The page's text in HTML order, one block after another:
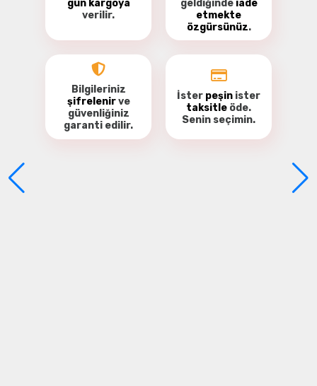
Yorum Yaz
gün kargoya
verilir.
geldiğinde iade
etmekte
özgürsünüz.
Bilgileriniz
şifrelenirve
güvenliğiniz
garanti edilir.
İster peşin ister
taksitle öde.
Senin seçimin.